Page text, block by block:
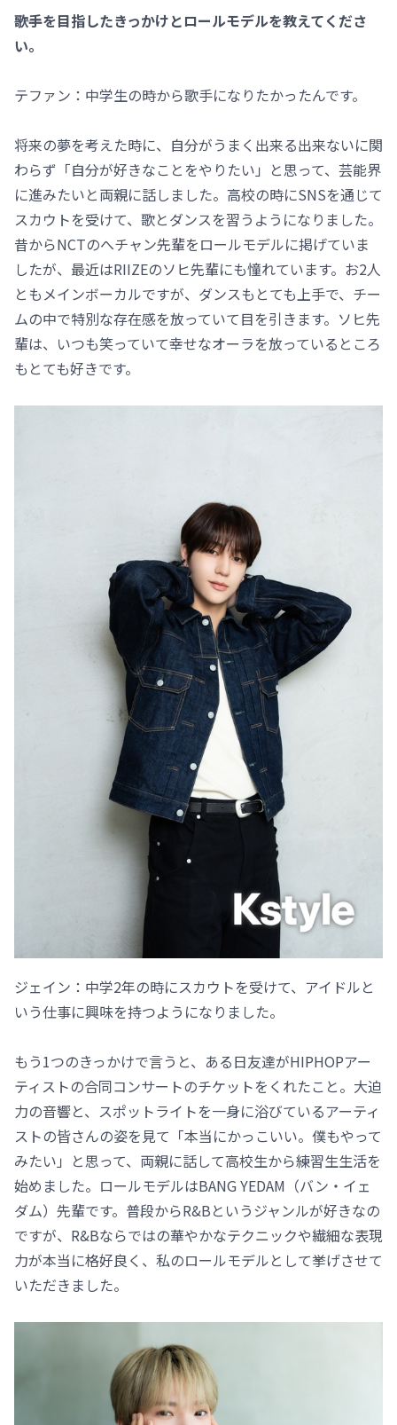
――歌手を目指したきっかけとロールモデルを教えてくださ
い。
テファン：中学生の時から歌手になりたかったんです。
将来の夢を考えた時に、自分がうまく出来る出来ないに関
わらず「自分が好きなことをやりたい」と思って、芸能界
に進みたいと両親に話しました。高校の時にSNSを通じて
スカウトを受けて、歌とダンスを習うようになりました。
昔からNCTのへチャン先輩をロールモデルに掲げていま
したが、最近はRIIZEのソヒ先輩にも憧れています。お2人
ともメインボーカルですが、ダンスもとても上手で、チー
ムの中で特別な存在感を放っていて目を引きます。ソヒ先
輩は、いつも笑っていて幸せなオーラを放っているところ
もとても好きです。
ジェイン：中学2年の時にスカウトを受けて、アイドルと
いう仕事に興味を持つようになりました。
もう1つのきっかけで言うと、ある日友達がHIPHOPアー
ティストの合同コンサートのチケットをくれたこと。大迫
力の音響と、スポットライトを一身に浴びているアーティ
ストの皆さんの姿を見て「本当にかっこいい。僕もやって
みたい」と思って、両親に話して高校生から練習生生活を
始めました。ロールモデルはBANG YEDAM（バン・イェ
ダム）先輩です。普段からR&Bというジャンルが好きなの
ですが、R&Bならではの華やかなテクニックや繊細な表現
力が本当に格好良く、私のロールモデルとして挙げさせて
いただきました。